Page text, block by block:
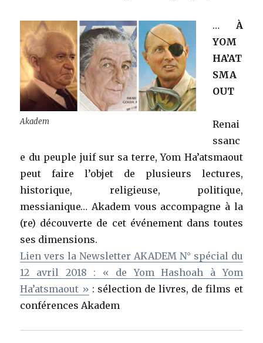
Akadem
… À
YOM
HA’AT
SMA
OUT
Renai
ssanc
e du peuple juif sur sa terre, Yom Ha’atsmaout
peut faire l’objet de plusieurs lectures,
historique, religieuse, politique,
messianique… Akadem vous accompagne à la
(re) découverte de cet événement dans toutes
ses dimensions.
Lien vers la Newsletter AKADEM N° spécial du
12 avril 2018 : « de Yom Hashoah à Yom
Ha’atsmaout » : sélection de livres, de films et
conférences Akadem